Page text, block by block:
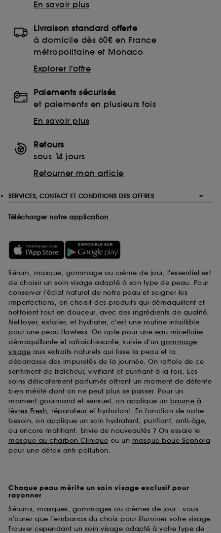
En savoir plus
Livraison standard offerte
à domicile dès 60€ en France
métropolitaine et Monaco
Explorer l'offre
Paiements sécurisés
et paiements en plusieurs fois
En savoir plus
Retours
sous 14 jours
Retourner mon article
SERVICES, CONTACT ET CONDITIONS DES OFFRES
Télécharger notre application
Sérum, masque, gommage ou crème de jour, l'essentiel est
de choisir un soin visage adapté à son type de peau. Pour
conserver l'éclat naturel de notre peau et soigner les
imperfections, on choisit des produits qui démaquillent et
nettoient tout en douceur, avec des ingrédients de qualité.
Nettoyer, exfolier, et hydrater, c'est une routine infaillible
pour une peau flawless. On opte pour une eau micellaire
démaquillante et rafraîchissante, suivie d'un gommage
visage aux extraits naturels qui lisse la peau et la
débarrasse des impuretés de la journée. On raffole de ce
sentiment de fraîcheur, vivifiant et purifiant à la fois. Les
soins délicatement parfumés offrent un moment de détente
bien mérité dont on ne peut plus se passer. Pour un
moment gourmand et sensuel, on applique un baume à
lèvres Fresh, réparateur et hydratant. En fonction de notre
besoin, on applique un soin hydratant, purifiant, anti-âge,
ou encore matifiant. Envie de nouveautés ? On essaie le
masque au charbon Clinique ou un masque boue Sephora
pour une détox anti-pollution.
Chaque peau mérite un soin visage exclusif pour
rayonner
Sérums, masques, gommages ou crèmes de jour : vous
n’aurez que l’embarras du choix pour illuminer votre visage.
Trouver cependant un soin visage adapté à votre type de